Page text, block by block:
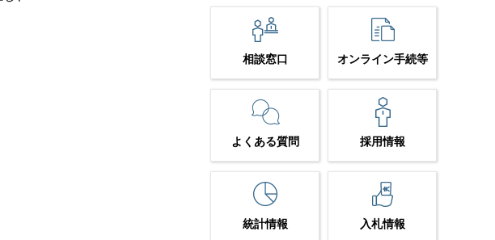
相談窓口 オンライン手続等
よくある質問 採用情報
統計情報 入札情報